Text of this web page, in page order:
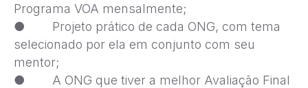
Programa VOA mensalmente;
● Projeto prático de cada ONG, com tema
selecionado por ela em conjunto com seu
mentor;
● A ONG que tiver a melhor Avaliação Final